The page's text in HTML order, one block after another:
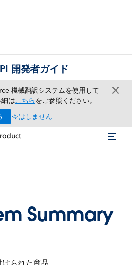
開発者ガイド
機械翻訳システムを使用して
はこちらをご参照ください。
今はしません
Summary
られた商品。